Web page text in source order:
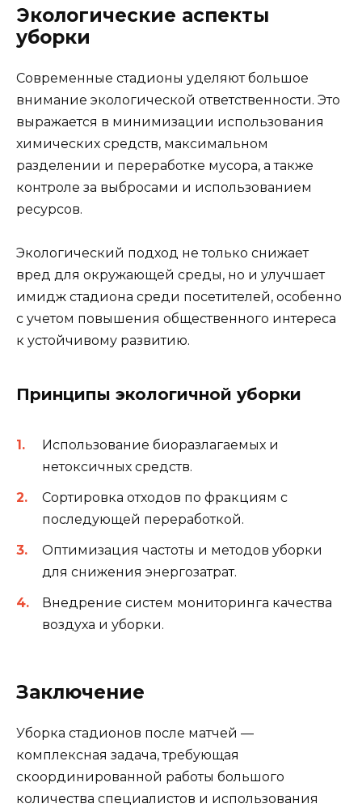
Экологические аспекты
уборки
Современные стадионы уделяют большое
внимание экологической ответственности. Это
выражается в минимизации использования
химических средств, максимальном
разделении и переработке мусора, а также
контроле за выбросами и использованием
ресурсов.
Экологический подход не только снижает
вред для окружающей среды, но и улучшает
имидж стадиона среди посетителей, особенно
с учетом повышения общественного интереса
к устойчивому развитию.
Принципы экологичной уборки
Использование биоразлагаемых и
нетоксичных средств.
Сортировка отходов по фракциям с
последующей переработкой.
Оптимизация частоты и методов уборки
для снижения энергозатрат.
Внедрение систем мониторинга качества
воздуха и уборки.
Заключение
Уборка стадионов после матчей —
комплексная задача, требующая
скоординированной работы большого
количества специалистов и использования